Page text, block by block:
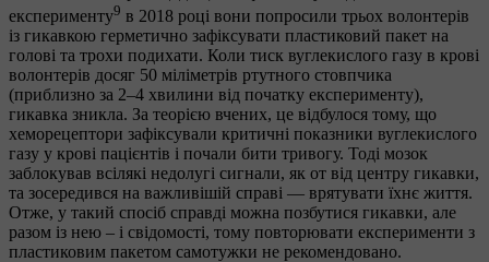
експерименту9 в 2018 році вони попросили трьох волонтерів
із гикавкою герметично зафіксувати пластиковий пакет на
голові та трохи подихати. Коли тиск вуглекислого газу в крові
волонтерів досяг 50 міліметрів ртутного стовпчика
(приблизно за 2–4 хвилини від початку експерименту),
гикавка зникла. За теорією вчених, це відбулося тому, що
хеморецептори зафіксували критичні показники вуглекислого
газу у крові пацієнтів і почали бити тривогу. Тоді мозок
заблокував всілякі недолугі сигнали, як от від центру гикавки,
та зосередився на важливішій справі — врятувати їхнє життя.
Отже, у такий спосіб справді можна позбутися гикавки, але
разом із нею – і свідомості, тому повторювати експерименти з
пластиковим пакетом самотужки не рекомендовано.